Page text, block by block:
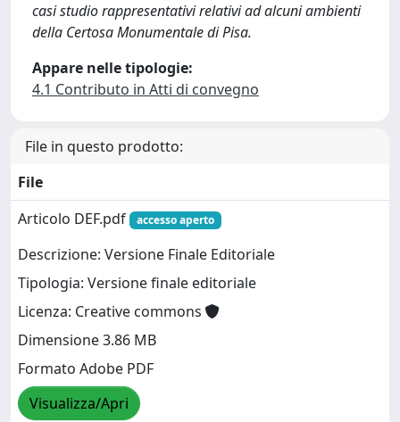
casi studio rappresentativi relativi ad alcuni ambienti
della Certosa Monumentale di Pisa.
Appare nelle tipologie:
4.1 Contributo in Atti di convegno
File in questo prodotto:
File
Articolo DEF.pdf
accesso aperto
Descrizione: Versione Finale Editoriale
Tipologia: Versione finale editoriale
Licenza: Creative commons
Dimensione 3.86 MB
Formato Adobe PDF
Visualizza/Apri